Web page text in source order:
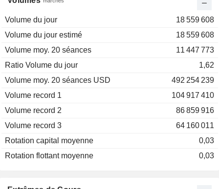
Volume du jour
18 559 608
Volume du jour estimé
18 559 608
Volume moy. 20 séances
11 447 773
Ratio Volume du jour
1,62
Volume moy. 20 séances USD
492 254 239
Volume record 1
104 917 410
Volume record 2
86 859 916
Volume record 3
64 160 011
Rotation capital moyenne
0,03
Rotation flottant moyenne
0,03